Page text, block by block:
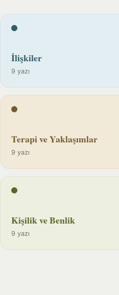
İlişkiler
9 yazı
Terapi ve Yaklaşımlar
9 yazı
Kişilik ve Benlik
9 yazı